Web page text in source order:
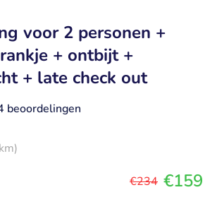
voor 2 personen +
+ ontbijt +
+ late check out
beoordelingen
€234 €159